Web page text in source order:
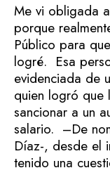
Me vi obligada
porque
Público para
logré. Esa
evidenciada de
quien logró que
sancionar a un
salario. –De
Díaz-, desde el
tenido una